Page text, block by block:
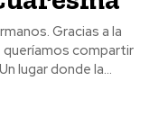
queríamos compartir
lugar donde la...